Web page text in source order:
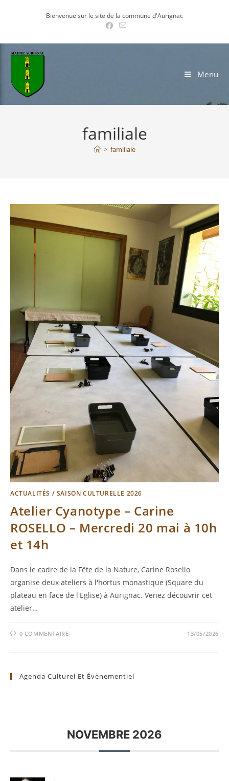
Bienvenue sur le site de la commune d'Aurignac
Menu
familiale
> familiale
ACTUALITÉS / SAISON CULTURELLE 2026
Atelier Cyanotype – Carine
ROSELLO – Mercredi 20 mai à 10h
et 14h
Dans le cadre de la Fête de la Nature, Carine Rosello
organise deux ateliers à l'hortus monastique (Square du
plateau en face de l'Eglise) à Aurignac. Venez découvrir cet
atelier…
0 COMMENTAIRE 13/05/2026
Agenda Culturel Et Évènementiel
NOVEMBRE 2026